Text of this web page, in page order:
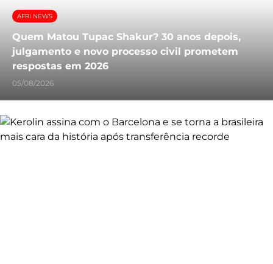
AFRI NEWS
Quem Matou Tupac Shakur? 30 anos depois,
julgamento e novo processo civil prometem
respostas em 2026
05/08/2026